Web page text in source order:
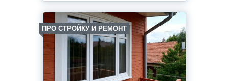
ПРО СТРОЙКУ И РЕМОНТ